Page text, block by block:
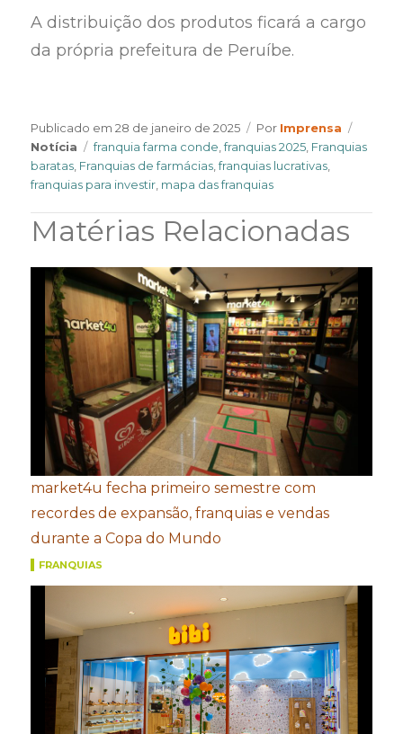
A distribuição dos produtos ficará a cargo
da própria prefeitura de Peruíbe.
Publicado em28 de janeiro de 2025 Por Author
Imprensa
Notícia
Tags
franquia farma conde ,franquias 2025 Franquias
baratas Franquias de farmácias ,franquias lucrativas
franquias para investir mapa das franquias
Matérias Relacionadas
market4u fecha primeiro semestre com
recordes de expansão, franquias e vendas
durante a Copa do Mundo
FRANQUIAS